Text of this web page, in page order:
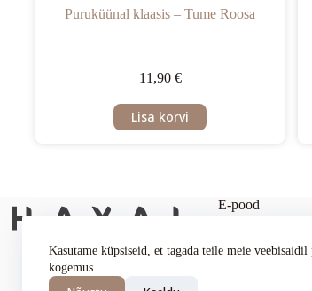
Kasutame küpsiseid, et tagada teile meie veebisaidil
kogemus.
Puruküünal klaasis – Tume Roosa
11,90 €
Lisa korvi
LIITU UUDISKIRJAGA
E-pood
Kookosküünlad